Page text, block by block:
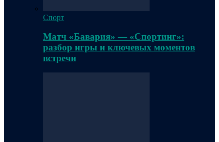
Спорт
Матч «Бавария» — «Спортинг»:
разбор игры и ключевых моментов
встречи